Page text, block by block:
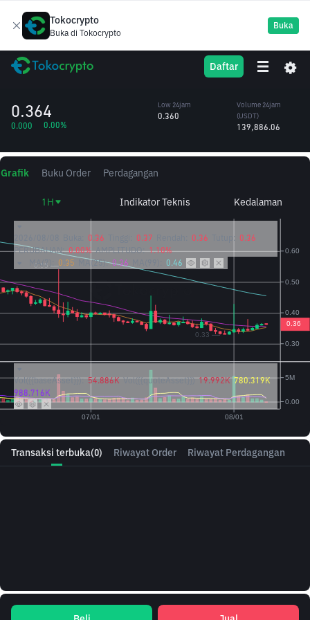
Tokocrypto
Buka di Tokocrypto
Buka
Daftar
LAZIO
Lazio Fan
Token
0.364
0.000 0.00%
Low 24jam
0.360
Volume 24jam
(LAZIO)
Volume 24jam
(USDT)
139,886.06
Transaksi terbuka(0) Riwayat Order Riwayat Perdagangan
Grafik Buku Order Perdagangan
1H Indikator Teknis Kedalaman
0.36 0.37 0.36 Tutup: 0.36
PERUBAHAN: 0.00% AMPLITUDO: 1.10%
MA(7):
0.35 MA(25): 0.36 0.46
Vol({{baseAsset}}): 54.886K Vol({{quoteAsset}}) 19.992K 780.319K
988.716K